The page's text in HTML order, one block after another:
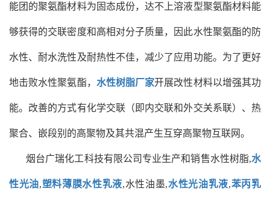
能团的聚氨酯材料为固态成份，达不上溶液型聚氨酯材料能
够获得的交联密度和高相对分子质量，因此水性聚氨酯的防
水性、耐水洗性及耐热性不佳，减少了应用功能。为了更好
地击败水性聚氨酯， 水性树脂厂家开展改性材料以增强其功
能。改善的方式有化学交联（即内交联和外交关系联）、热
聚合、嵌段别的高聚物及其共混产生互穿高聚物互联网。
烟台广瑞化工科技有限公司专业生产和销售水性树脂,水
性光油,塑料薄膜水性乳液,水性油墨,水性光油乳液,苯丙乳